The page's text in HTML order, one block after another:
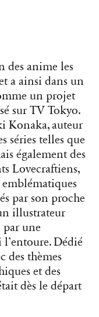
des anime les
a ainsi dans un
un projet
sur TV Tokyo.
Konaka, auteur
séries telles que
également des
Lovecraftiens,
emblématiques
par son proche
illustrateur
par une
Dédié
des thèmes
et des
dès le départ